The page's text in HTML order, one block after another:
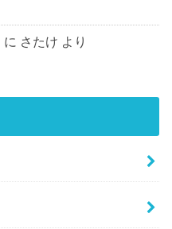
に さたけ より